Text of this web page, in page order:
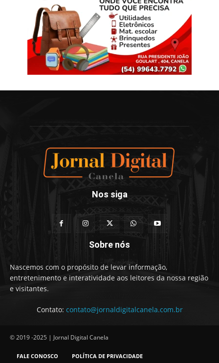
Nos siga
Sobre nós
Nascemos com o propósito de levar informação,
entretenimento e interatividade aos leitores da nossa região
e visitantes.
Contato: contato@jornaldigitalcanela.com.br
© 2019 -2025 | Jornal Digital Canela
FALE CONOSCO POLÍTICA DE PRIVACIDADE